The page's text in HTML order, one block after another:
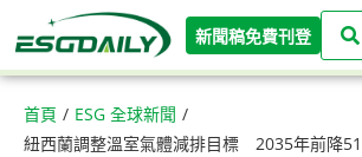
新聞稿免費刊登
首頁 / ESG 全球新聞 /
紐西蘭調整溫室氣體減排目標 2035年前降